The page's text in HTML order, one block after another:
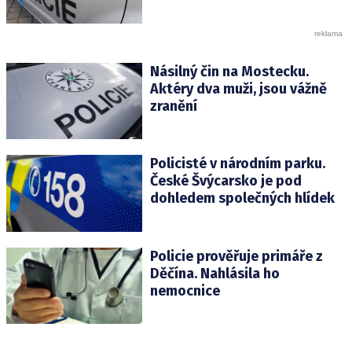
Násilný čin na Mostecku.
Aktéry dva muži, jsou vážně
zranění
Policisté v národním parku.
České Švýcarsko je pod
dohledem společných hlídek
Policie prověřuje primáře z
Děčína. Nahlásila ho
nemocnice